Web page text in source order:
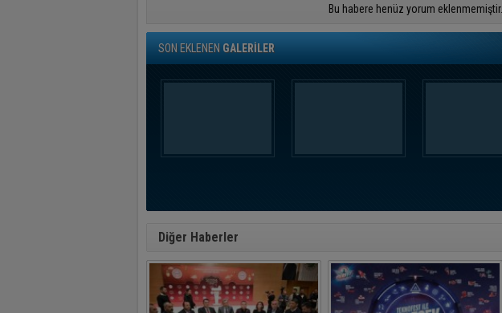
Bu habere henüz yorum eklenmemiştir.
SON EKLENEN GALERİLER
Diğer Haberler